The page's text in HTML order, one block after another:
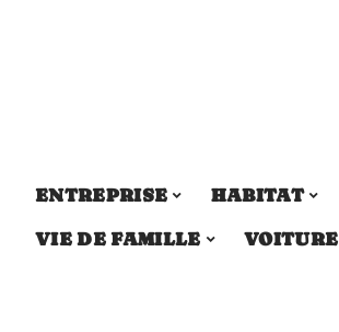
ENTREPRISE HABITAT
VIE DE FAMILLE
VOITURE